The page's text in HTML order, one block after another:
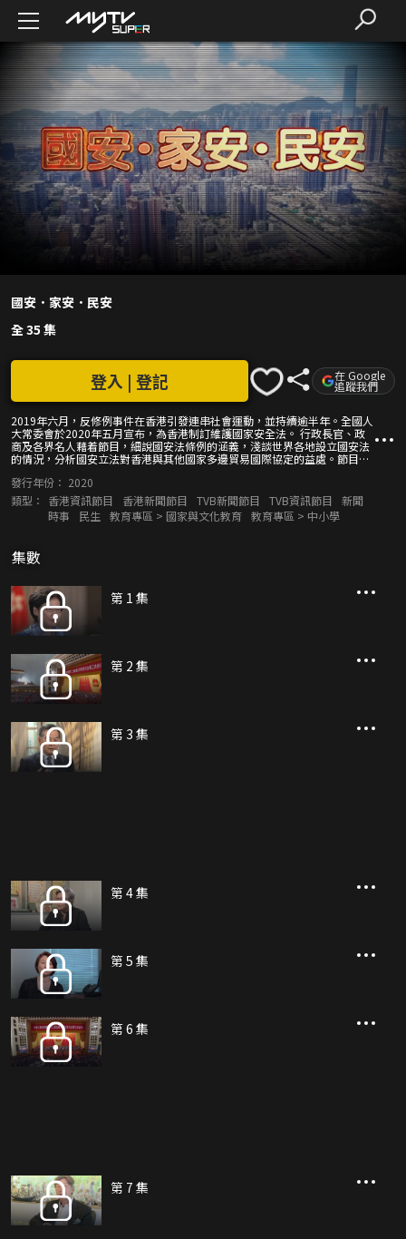
國安．家安．民安
全 35 集
2019年六月，反修例事件在香港引發連串社會運動，並持續逾半年。全國人
大常委會於2020年五月宣布，為香港制訂維護國家安全法。 行政長官、政
商及各界名人藉着節目，細說國安法條例的涵義，淺談世界各地設立國安法
的情況，分析國安立法對香港與其他國家多邊貿易國際協定的益處。節目還
家安全委員會的架構，以及透過立法與鞏固香港法治的關係。
登入 | 登記 在 Google
追蹤我們
發行年份： 2020
類型：
香港資訊節目 香港新聞節目 TVB新聞節目 TVB資訊節目
新聞
時事
民生 教育專區 > 國家與文化教育 教育專區 > 中小學
集數
第 1 集
第 2 集
第 3 集
第 4 集
第 5 集
第 6 集
第 7 集